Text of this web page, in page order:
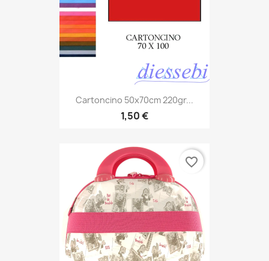
Cartoncino 50x70cm 220gr...
1,50 €
favorite_border